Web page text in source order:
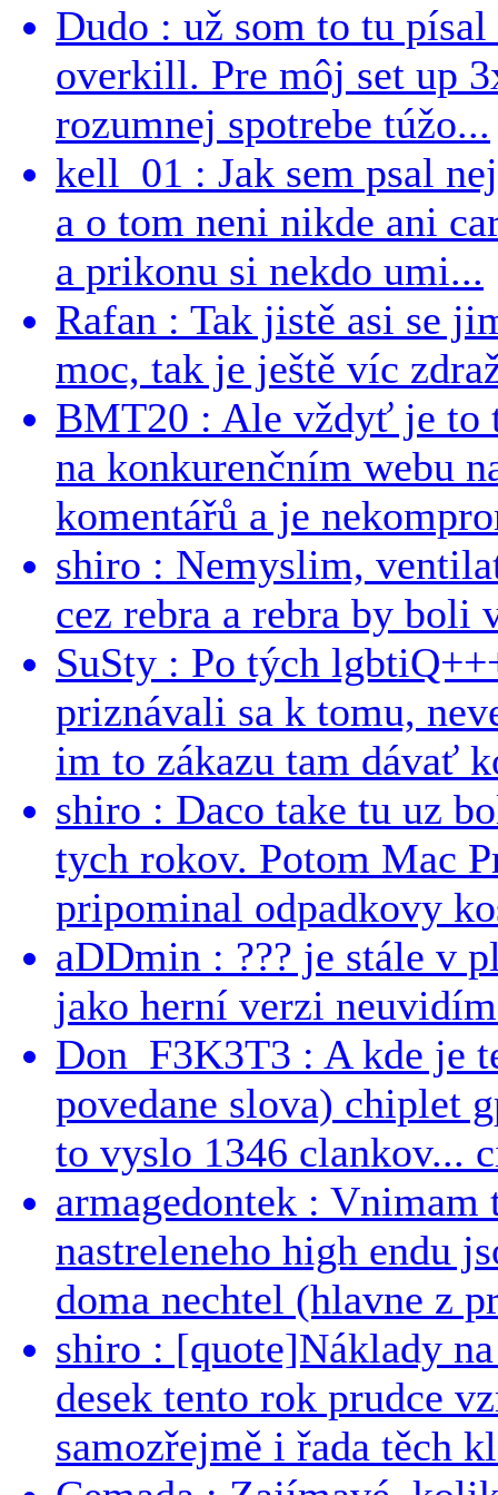
Dudo : už som to tu
overkill. Pre môj set up
rozumnej spotrebe túžo...
kell_01 : Jak sem psal
a o tom neni nikde ani
a prikonu si nekdo umi...
Rafan : Tak jistě asi se
moc, tak je ještě víc
BMT20 : Ale vždyť je to
na konkurenčním webu
komentářů a je
shiro : Nemyslim,
cez rebra a rebra by boli
SuSty : Po tých
priznávali sa k tomu,
im to zákazu tam dávať
shiro : Daco take tu uz
tych rokov. Potom Mac
pripominal odpadkovy
aDDmin : ??? je stále v
jako herní verzi
Don_F3K3T3 : A kde je
povedane slova) chiplet
to vyslo 1346 clankov...
armagedontek : Vnimam
nastreleneho high endu
doma nechtel (hlavne z
shiro : [quote]Náklady
desek tento rok prudce
samozřejmě i řada těch